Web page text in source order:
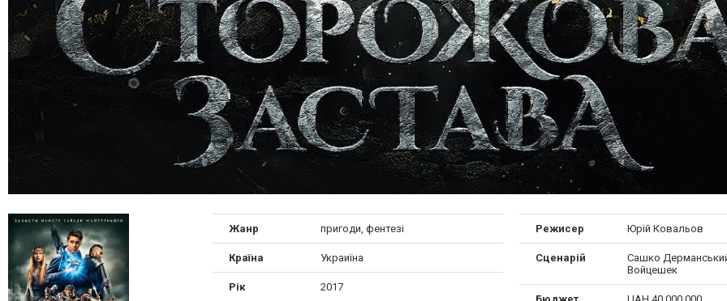
Жанр пригоди, фентезі
Країна Украиїна
Рік 2017
Режисер Юрій Ковальов
Сценарій
Сашко
Войцешек